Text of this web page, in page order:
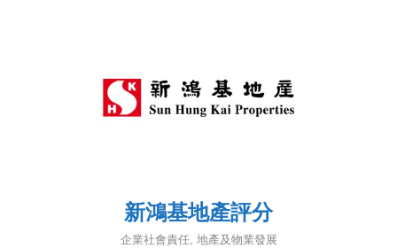
新鴻基地產評分
企業社會責任, 地產及物業發展